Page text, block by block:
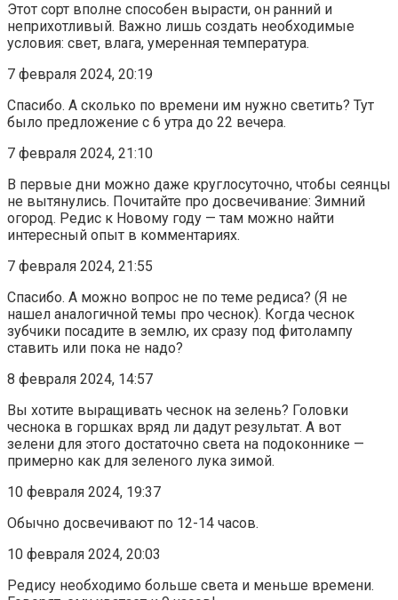
Этот сорт вполне способен вырасти, он ранний и
неприхотливый. Важно лишь создать необходимые
условия: свет, влага, умеренная температура.
7 февраля 2024, 20:19
Спасибо. А сколько по времени им нужно светить? Тут
было предложение с 6 утра до 22 вечера.
7 февраля 2024, 21:10
В первые дни можно даже круглосуточно, чтобы сеянцы
не вытянулись. Почитайте про досвечивание: Зимний
огород. Редис к Новому году — там можно найти
интересный опыт в комментариях.
7 февраля 2024, 21:55
Спасибо. А можно вопрос не по теме редиса? (Я не
нашел аналогичной темы про чеснок). Когда чеснок
зубчики посадите в землю, их сразу под фитолампу
ставить или пока не надо?
8 февраля 2024, 14:57
Вы хотите выращивать чеснок на зелень? Головки
чеснока в горшках вряд ли дадут результат. А вот
зелени для этого достаточно света на подоконнике —
примерно как для зеленого лука зимой.
10 февраля 2024, 19:37
Обычно досвечивают по 12-14 часов.
10 февраля 2024, 20:03
Редису необходимо больше света и меньше времени.